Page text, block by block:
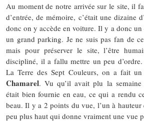
Au moment de notre arrivée sur le site, il
d’entrée, de mémoire, c’était une dizaine
donc on y accède en voiture. Il y a donc un
un grand parking. Je ne suis pas fan de
mais pour préserver le site, l’être
discipliné, il a fallu mettre un peu d’ordre.
La Terre des Sept Couleurs, on a fait
Chamarel. Vu qu’il avait plu la semaine
était bien fournie en eau, ce qui a rendu
beau. Il y a 2 points du vue, l’un à
peu plus haut qui donne vraiment une vue